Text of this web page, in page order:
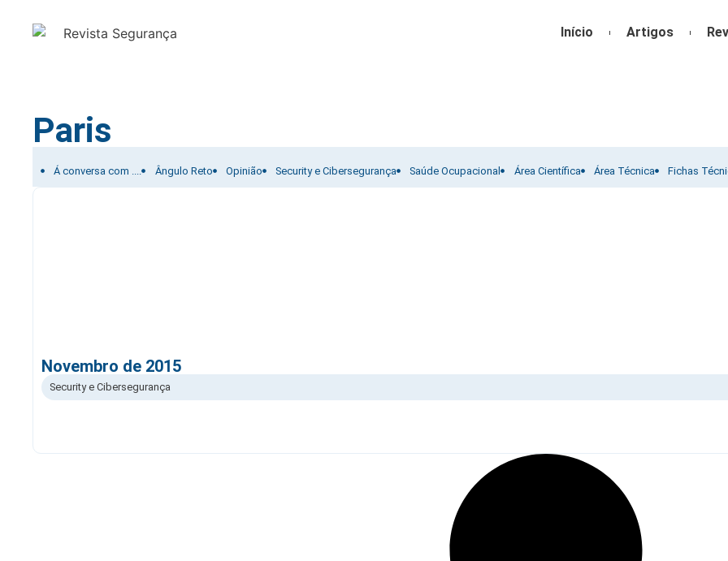
Início Artigos
Paris
Filtrar por:
Á conversa com .... Ângulo Reto Opinião Security e Cibersegurança Saúde Ocupacional Área Científica Área Técnica Fichas
Novembro de 2015
Security e Cibersegurança